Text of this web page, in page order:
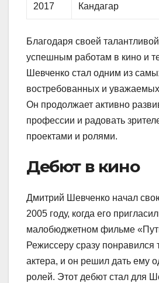
2017 Кандагар
Благодаря своей
успешным работам в кино и
Шевченко стал одним из
востребованных и
Он продолжает активно
профессии и радовать
проектами и ролями.
Дебют в кино
Дмитрий Шевченко начал
2005 году, когда его
малобюджетном фильме
Режиссеру сразу понравился
актера, и он решил дать ему
ролей. Этот дебют стал для